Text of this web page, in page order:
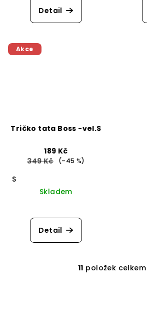
Detail
Akce
Tričko tata Boss -vel.S
189 Kč
349 Kč
(–45 %)
S
Skladem
Detail
O
11 položek celkem